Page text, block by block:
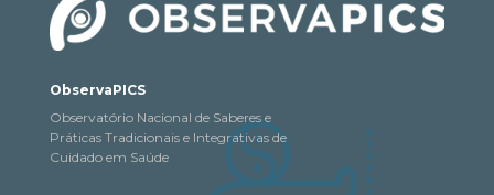
ObservaPICS
Observatório Nacional de Saberes e
Práticas Tradicionais e Integrativas de
Cuidado em Saúde